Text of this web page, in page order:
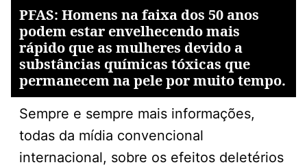
PFAS: Homens na faixa dos 50 anos
podem estar envelhecendo mais
rápido que as mulheres devido a
substâncias químicas tóxicas que
permanecem na pele por muito tempo.
Sempre e sempre mais informações,
todas da mídia convencional
internacional, sobre os efeitos deletérios